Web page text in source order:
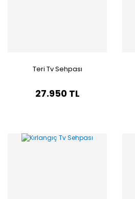
Teri Tv Sehpası
27.950 TL